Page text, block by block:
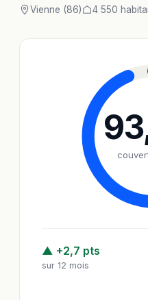
Vienne (86) 4 550
▲ +2,7 pts
sur 12 mois